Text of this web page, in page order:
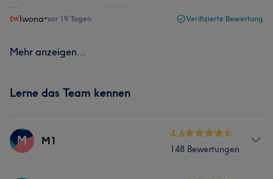
Iwona•vor 19 Tagen Verifizierte Bewertung
Mehr anzeigen...
Lerne das Team kennen
M M1
4.6
148 Bewertungen